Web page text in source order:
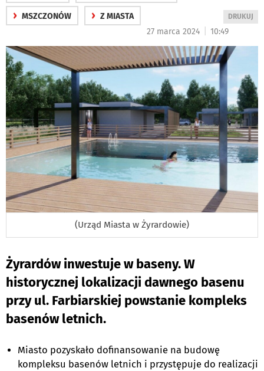
› MSZCZONÓW › Z MIASTA
WYDRUKUJ
DRUKUJ
27 marca 2024 10:49
(Urząd Miasta w Żyrardowie)
Żyrardów inwestuje w baseny. W
historycznej lokalizacji dawnego basenu
przy ul. Farbiarskiej powstanie kompleks
basenów letnich.
Miasto pozyskało dofinansowanie na budowę
kompleksu basenów letnich i przystępuje do realizacji